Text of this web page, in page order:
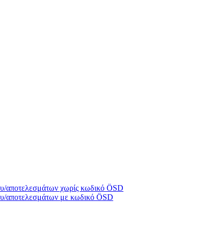
αποτελεσμάτων χωρίς κωδικό ÖSD
αποτελεσμάτων με κωδικό ÖSD